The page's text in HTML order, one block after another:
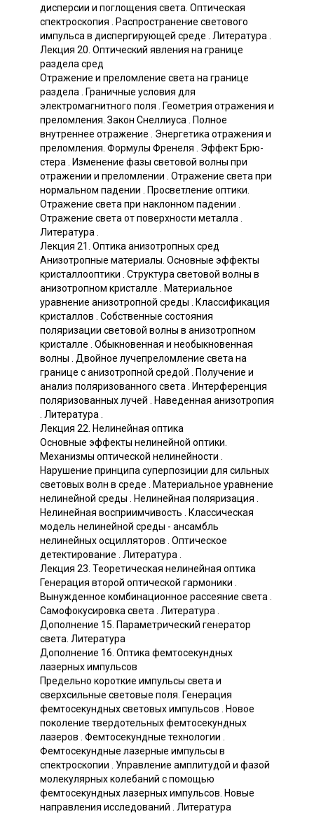
дисперсии и поглощения света. Оптическая
спектроскопия . Распространение светового
импульса в диспергирующей среде . Литература .
Лекция 20. Оптический явления на границе
раздела сред
Отражение и преломление света на границе
раздела . Граничные условия для
электромагнитного поля . Геометрия отражения и
преломления. Закон Снеллиуса . Полное
внутреннее отражение . Энергетика отражения и
преломления. Формулы Френеля . Эффект Брю-
стера . Изменение фазы световой волны при
отражении и преломлении . Отражение света при
нормальном падении . Просветление оптики.
Отражение света при наклонном падении .
Отражение света от поверхности металла .
Литература .
Лекция 21. Оптика анизотропных сред
Анизотропные материалы. Основные эффекты
кристаллооптики . Структура световой волны в
анизотропном кристалле . Материальное
уравнение анизотропной среды . Классификация
кристаллов . Собственные состояния
поляризации световой волны в анизотропном
кристалле . Обыкновенная и необыкновенная
волны . Двойное лучепреломление света на
границе с анизотропной средой . Получение и
анализ поляризованного света . Интерференция
поляризованных лучей . Наведенная анизотропия
. Литература .
Лекция 22. Нелинейная оптика
Основные эффекты нелинейной оптики.
Механизмы оптической нелинейности .
Нарушение принципа суперпозиции для сильных
световых волн в среде . Материальное уравнение
нелинейной среды . Нелинейная поляризация .
Нелинейная восприимчивость . Классическая
модель нелинейной среды - ансамбль
нелинейных осцилляторов . Оптическое
детектирование . Литература .
Лекция 23. Теоретическая нелинейная оптика
Генерация второй оптической гармоники .
Вынужденное комбинационное рассеяние света .
Самофокусировка света . Литература .
Дополнение 15. Параметрический генератор
света. Литература
Дополнение 16. Оптика фемтосекундных
лазерных импульсов
Предельно короткие импульсы света и
сверхсильные световые поля. Генерация
фемтосекундных световых импульсов . Новое
поколение твердотельных фемтосекундных
лазеров . Фемтосекундные технологии .
Фемтосекундные лазерные импульсы в
спектроскопии . Управление амплитудой и фазой
молекулярных колебаний с помощью
фемтосекундных лазерных импульсов. Новые
направления исследований . Литература